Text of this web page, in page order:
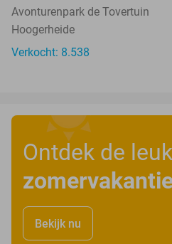
Avonturenpark de Tovertuin
Hoogerheide
Verkocht: 8.538
Ontdek de
Bekijk nu